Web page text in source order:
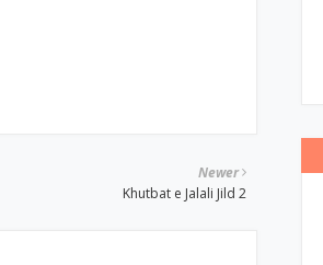
Newer
Khutbat e Jalali Jild 2